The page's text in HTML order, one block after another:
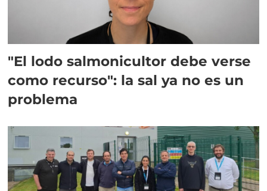
"El lodo salmonicultor debe verse
como recurso": la sal ya no es un
problema